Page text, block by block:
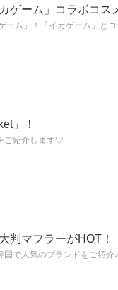
ゲーム」コラボコス
ーム」！「イカゲーム」と
」！
ご紹介します♡
マフラーがHOT！
で人気のブランドをご紹介♪